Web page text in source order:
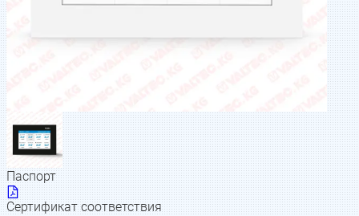
Паспорт
Сертификат соответствия